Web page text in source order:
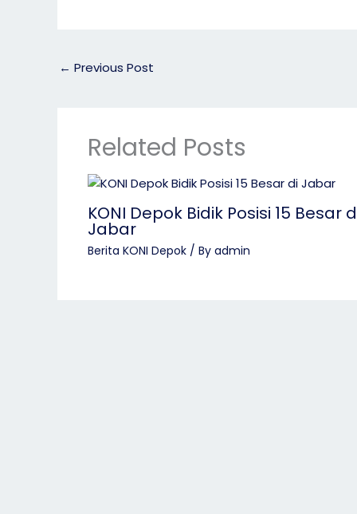
← Previous Post
Related Posts
KONI Depok Bidik Posisi 15 Besar
Jabar
Berita KONI Depok/ By admin